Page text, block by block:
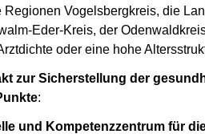
Regionen Vogelsbergkreis, die
Eder-Kreis, der
oder eine hohe
zur Sicherstellung der
:
und Kompetenzzentrum für